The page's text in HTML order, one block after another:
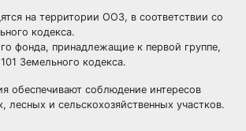
на территории ООЗ, в соответствии со
кодекса.
фонда, принадлежащие к первой группе,
Земельного кодекса.
обеспечивают соблюдение интересов
лесных и сельскохозяйственных участков.